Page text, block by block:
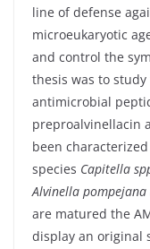
line of defense
microeukaryotic
and control the
thesis was to
antimicrobial
preproalvinellacin
been
species Capitella
Alvinella pompejana
are matured the
display an original